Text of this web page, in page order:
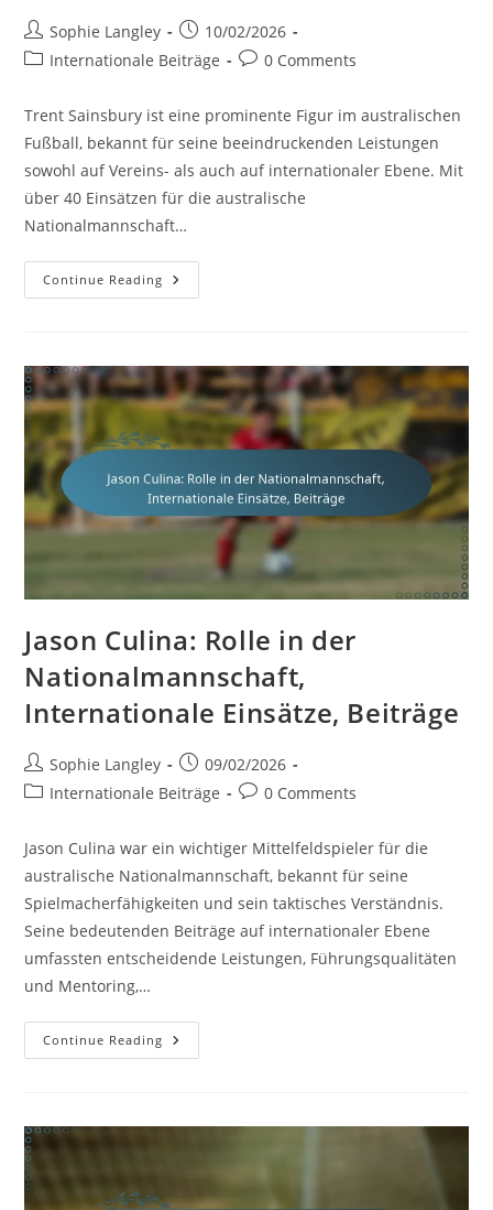
Post
author:
Sophie Langley
Post
published:
10/02/2026
PostInternationale Beiträge
Post0 Comments
Trent Sainsbury ist eine prominente Figur im australischen
Fußball, bekannt für seine beeindruckenden Leistungen
sowohl auf Vereins- als auch auf internationaler Ebene. Mit
über 40 Einsätzen für die australische
Nationalmannschaft…
Continue Reading Trent
Sainsbury:
Jason Culina: Rolle in der
Nationalmannschaft,
Internationale Einsätze, Beiträge
Post
author:
Sophie Langley
Post
published:
09/02/2026
PostInternationale Beiträge
Post0 Comments
Jason Culina war ein wichtiger Mittelfeldspieler für die
australische Nationalmannschaft, bekannt für seine
Spielmacherfähigkeiten und sein taktisches Verständnis.
Seine bedeutenden Beiträge auf internationaler Ebene
umfassten entscheidende Leistungen, Führungsqualitäten
und Mentoring,…
Continue Reading Jason
Culina:
Internationale